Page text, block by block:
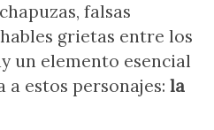
falsas
grietas entre los
un elemento esencial
a estos personajes: la